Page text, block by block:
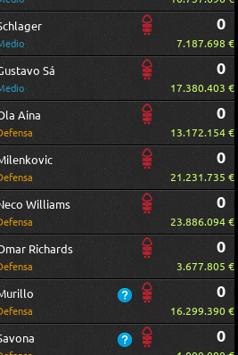
0
7.187.698 €
Sá 0
17.380.403 €
Aina 0
13.172.154 €
0
21.231.735 €
Williams 0
23.886.094 €
Richards 0
3.677.805 €
0
16.299.390 €
0